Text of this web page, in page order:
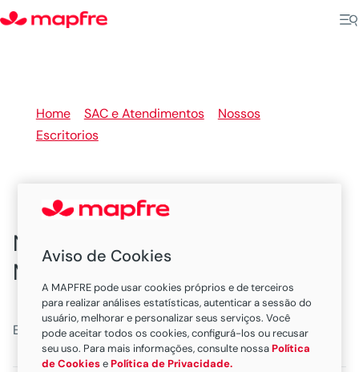
Home> SAC e Atendimentos> Nossos
Escritorios>
Nossas Sucursais e Escritórios
MAPFRE em São Paulo
Existem 13 escritorios neste estado.
Aviso de Cookies
A MAPFRE pode usar cookies próprios e de terceiros
para realizar análises estatísticas, autenticar a sessão do
usuário, melhorar e personalizar seus serviços. Você
pode aceitar todos os cookies, configurá-los ou recusar
seu uso. Para mais informações, consulte nossaPolítica
de CookiesePolítica de Privacidade.